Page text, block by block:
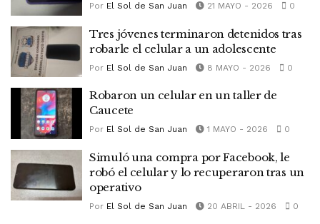
Por El Sol de San Juan 21 MAYO - 2026 0
Tres jóvenes terminaron detenidos tras
robarle el celular a un adolescente
Por El Sol de San Juan 8 MAYO - 2026 0
Robaron un celular en un taller de
Caucete
Por El Sol de San Juan 1 MAYO - 2026 0
Simuló una compra por Facebook, le
robó el celular y lo recuperaron tras un
operativo
Por El Sol de San Juan 20 ABRIL - 2026 0